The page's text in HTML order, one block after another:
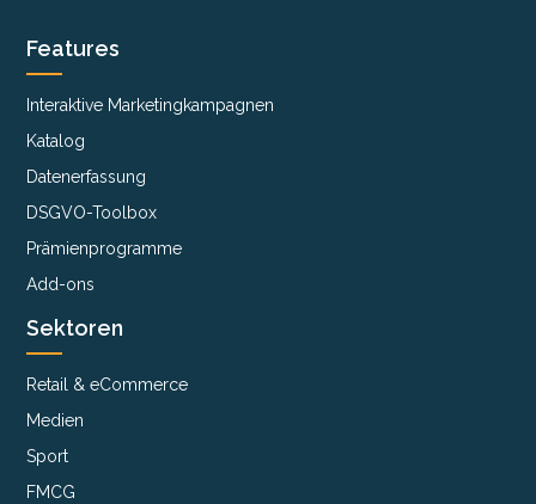
Features
Interaktive Marketingkampagnen
Katalog
Datenerfassung
DSGVO-Toolbox
Prämienprogramme
Add-ons
Sektoren
Retail & eCommerce
Medien
Sport
FMCG